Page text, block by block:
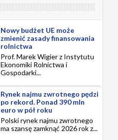
Nowy budżet UE może
zmienić zasady finansowania
rolnictwa
Prof. Marek Wigier z Instytutu
Ekonomiki Rolnictwa i
Gospodarki...
Rynek najmu zwrotnego pędzi
po rekord. Ponad 390 mln
euro w pół roku
Polski rynek najmu zwrotnego
ma szansę zamknąć 2026 rok z...